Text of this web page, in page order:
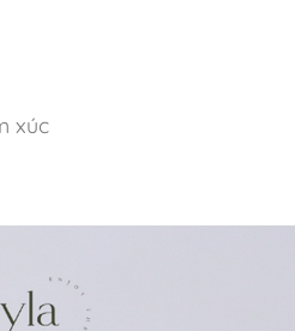
xúc